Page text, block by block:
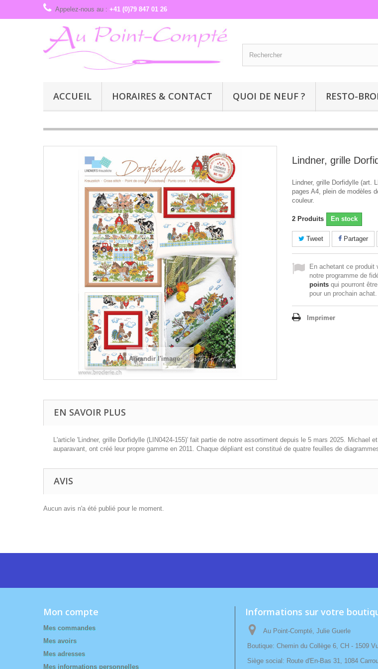
Appelez-nous au : +41 (0)79 847 01 26
ACCUEIL HORAIRES & CONTACT QUOI DE NEUF ? RESTO-
Agrandir l'image
Lindner, grille
Lindner, grille Dorfidylle (art.
pages A4, plein de modèles
couleur.
2 Produits En stock
Tweet Partager
En achetant ce produit
notre programme de
points qui pourront
pour un prochain achat.
Imprimer
EN SAVOIR PLUS
L'article 'Lindner, grille Dorfidylle (LIN0424-155)' fait partie de notre assortiment depuis le 5 mars 2025. Michael
auparavant, ont créé leur propre gamme en 2011. Chaque dépliant est constitué de quatre feuilles de
AVIS
Aucun avis n'a été publié pour le moment.
Mon compte
Mes commandes
Mes avoirs
Mes adresses
Mes informations personnelles
Informations sur votre
Au Point-Compté, Julie Guerle
Boutique: Chemin du Collège 6, CH - 1509
Siège social: Route d'En-Bas 31, 1084